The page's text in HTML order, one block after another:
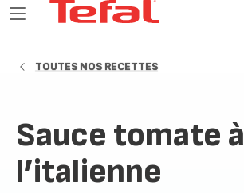
Ouvrir
TOUTES NOS RECETTES
Sauce tomate à
l’italienne